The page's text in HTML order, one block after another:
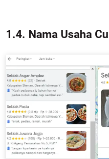
1.4. Nama Usaha